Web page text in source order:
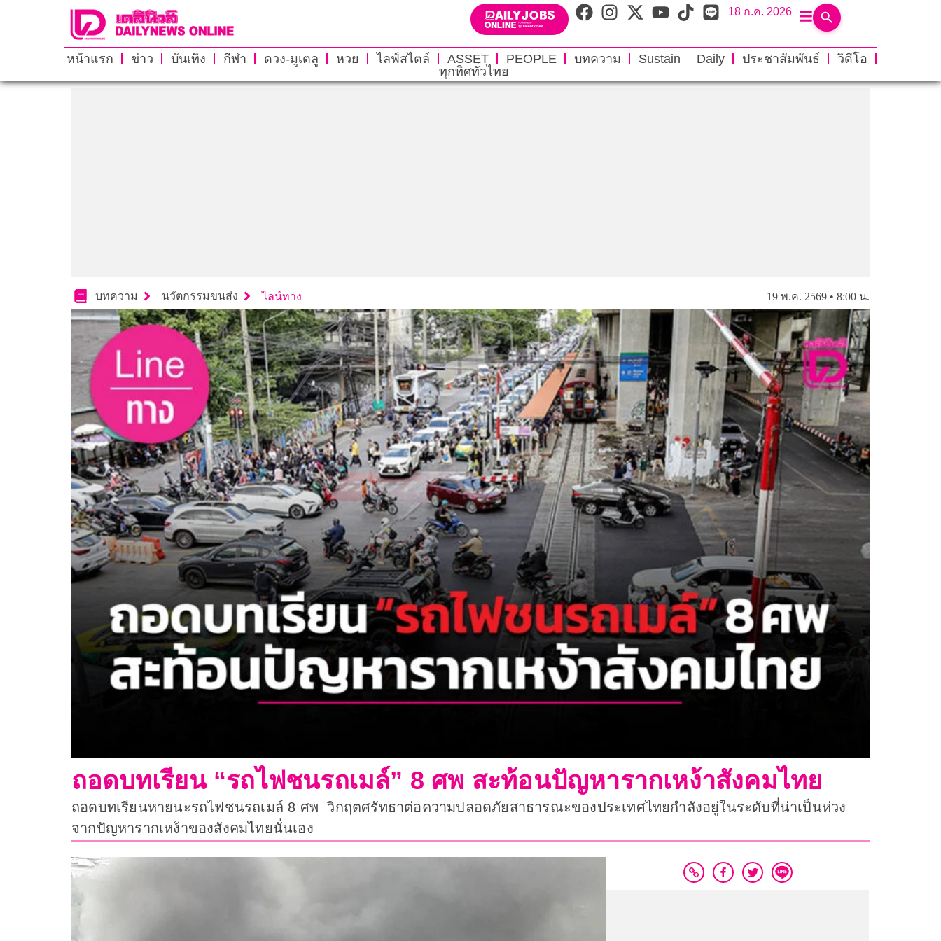
18 ก.ค. 2026
หน้าแรก ข่าว บันเทิง กีฬา ดวง-มูเตลู หวย ไลฟ์สไตล์ ASSET PEOPLE บทความ Sustain Daily ประชาสัมพันธ์
วิดีโอ
ทุกทิศทั่วไทย
บทความ นวัตกรรมขนส่ง ไลน์ทาง 19 พ.ค. 2569 • 8:00 น.
ถอดบทเรียน “รถไฟชนรถเมล์” 8 ศพ สะท้อนปัญหารากเหง้าสังคมไทย
ถอดบทเรียนหายนะรถไฟชนรถเมล์ 8 ศพ วิกฤตศรัทธาต่อความปลอดภัยสาธารณะของประเทศไทยกำลังอยู่ในระดับที่น่าเป็นห่วง
จากปัญหารากเหง้าของสังคมไทยนั่นเอง